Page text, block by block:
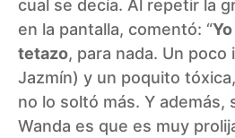
cual se decía. Al repetir la
en la pantalla, comentó: “
tetazo, para nada. Un poco
Jazmín) y un poquito
no lo soltó más. Y además,
Wanda es que es muy